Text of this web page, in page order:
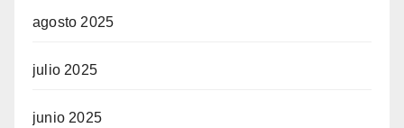
agosto 2025
julio 2025
junio 2025